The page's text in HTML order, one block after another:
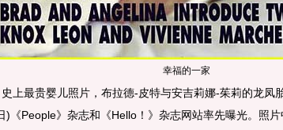
幸福的一家
上最贵婴儿照片，布拉德-皮特与安吉莉娜-茱莉的龙凤
)《People》杂志和《Hello！》杂志网站率先曝光。照